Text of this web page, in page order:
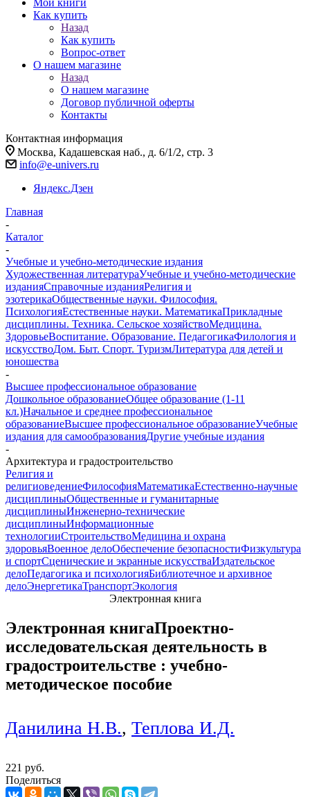
Мои книги
Как купить
Назад
Как купить
Вопрос-ответ
О нашем магазине
Назад
О нашем магазине
Договор публичной оферты
Контакты
Контактная информация
Москва, Кадашевская наб., д. 6/1/2, стр. 3
info@e-univers.ru
Яндекс.Дзен
Главная
-
Каталог
-
Учебные и учебно-методические издания
Художественная литератураУчебные и учебно-методические
изданияСправочные изданияРелигия и
эзотерикаОбщественные науки. Философия.
ПсихологияЕстественные науки. МатематикаПрикладные
дисциплины. Техника. Сельское хозяйствоМедицина.
ЗдоровьеВоспитание. Образование. ПедагогикаФилология и
искусствоДом. Быт. Спорт. ТуризмЛитература для детей и
юношества
-
Высшее профессиональное образование
Дошкольное образованиеОбщее образование (1-11
кл.)Начальное и среднее профессиональное
образованиеВысшее профессиональное образованиеУчебные
издания для самообразованияДругие учебные издания
-
Архитектура и градостроительство
Религия и
религиоведениеФилософияМатематикаЕстественно-научные
дисциплиныОбщественные и гуманитарные
дисциплиныИнженерно-технические
дисциплиныИнформационные
технологииСтроительствоМедицина и охрана
здоровьяВоенное делоОбеспечение безопасностиФизкультура
и спортСценические и экранные искусстваИздательское
делоПедагогика и психологияБиблиотечное и архивное
делоЭнергетикаТранспортЭкология
Электронная книга
Электронная книгаПроектно-
исследовательская деятельность в
градостроительстве : учебно-
методическое пособие
Данилина Н.В., Теплова И.Д.
221 руб.
Поделиться